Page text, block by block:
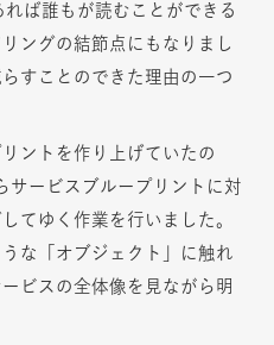
ば誰もが読むことができる
ングの結節点にもなりまし
すことのできた理由の一つ
ントを作り上げていたの
サービスブループリントに対
てゆく作業を行いました。
な「オブジェクト」に触れ
ビスの全体像を見ながら明